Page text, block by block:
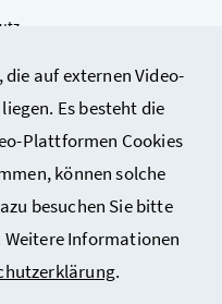
auf externen Video-
Es besteht die
Plattformen Cookies
können solche
besuchen Sie bitte
Weitere Informationen
.